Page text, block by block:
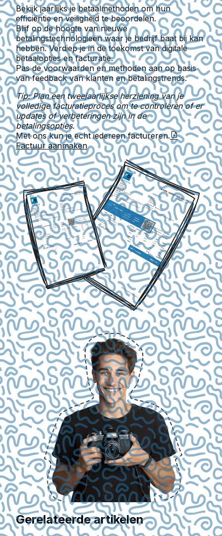
Bekijk jaarlijks je betaalmethoden om hun
efficiëntie en veiligheid te beoordelen.
Blijf op de hoogte van nieuwe
betalingstechnologieën waar je bedrijf baat bij kan
hebben. Verdiep je in de toekomst van digitale
betaalopties en facturatie.
Pas de voorwaarden en methoden aan op basis
van feedback van klanten en betalingstrends.
Tip: Plan een tweejaarlijkse herziening van je
volledige facturatieproces om te controleren of er
updates of verbeteringen zijn in de
betalingsopties.
Met ons kun je echt iedereen factureren.
Factuur aanmaken
Gerelateerde artikelen